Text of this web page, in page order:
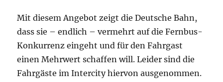
Mit diesem Angebot zeigt die Deutsche Bahn,
dass sie – endlich – vermehrt auf die Fernbus-
Konkurrenz eingeht und für den Fahrgast
einen Mehrwert schaffen will. Leider sind die
Fahrgäste im Intercity hiervon ausgenommen.